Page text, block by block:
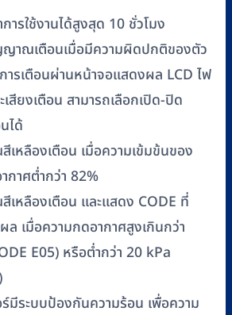
ารใช้งานได้สูงสุด 10 ชั่วโมง
าณเตือนเมื่อมีความผิดปกติของตัว
ารเตือนผ่านหน้าจอแสดงผล LCD ไฟ
ยงเตือน สามารถเลือกเปิด-ปิด
ได้
หลืองเตือน เมื่อความเข้มข้นของ
กาศต่ำกว่า 82%
หลืองเตือน และแสดง CODE ที่
ล เมื่อความกดอากาศสูงเกินกว่า
E05) หรือต่ำกว่า 20 kPa
มีระบบป้องกันความร้อน เพื่อความ